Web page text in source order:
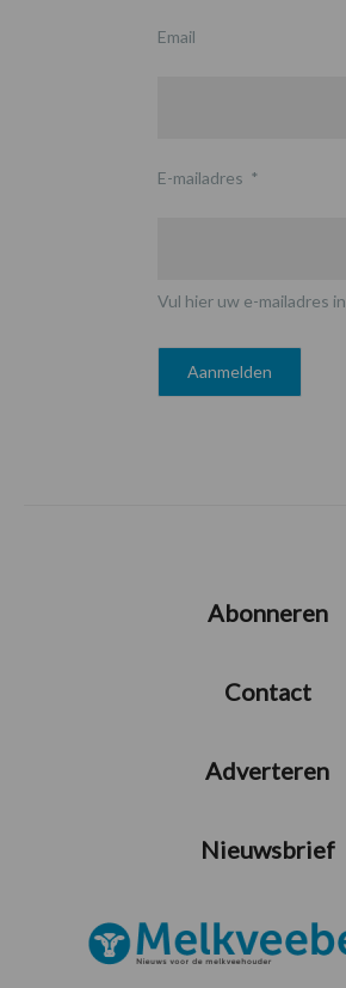
Email
E-mailadres *
Vul hier uw e-mailadres in
Abonneren
Contact
Adverteren
Nieuwsbrief